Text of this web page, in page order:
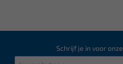
Schrijf je in voor onze